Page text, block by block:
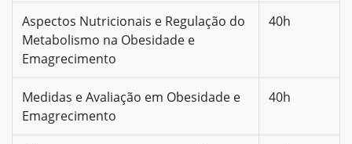
Aspectos Nutricionais e Regulação do
Metabolismo na Obesidade e
Emagrecimento
40h
Medidas e Avaliação em Obesidade e
Emagrecimento
40h